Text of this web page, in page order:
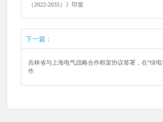
（2022-2035）》印发
下一篇：
吉林省与上海电气战略合作框架协议签署，在“绿
作